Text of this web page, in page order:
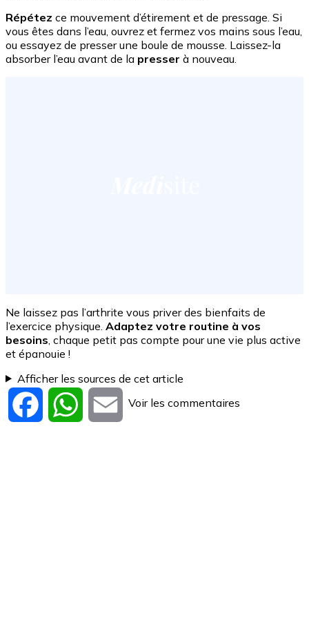
Répétez ce mouvement d’étirement et de pressage. Si
vous êtes dans l’eau, ouvrez et fermez vos mains sous l’eau,
ou essayez de presser une boule de mousse. Laissez-la
absorber l’eau avant de la presser à nouveau.
Ne laissez pas l’arthrite vous priver des bienfaits de
l’exercice physique. Adaptez votre routine à vos
besoins , chaque petit pas compte pour une vie plus active
et épanouie !
Afficher les sources de cet article
Facebook WhatsApp
Email
Voir les commentaires